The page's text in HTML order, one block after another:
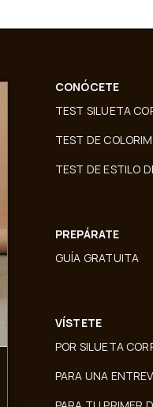
CONÓCETE
TEST SILUETA
TEST DE
TEST DE ESTILO
PREPÁRATE
GUÍA GRATUITA
VÍSTETE
POR SILUETA
PARA UNA